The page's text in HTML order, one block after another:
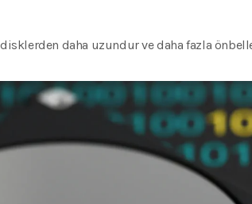
daha uzundur ve daha fazla